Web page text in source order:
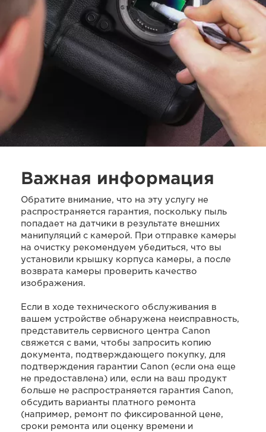
Важная информация
Обратите внимание, что на эту услугу не
распространяется гарантия, поскольку пыль
попадает на датчики в результате внешних
манипуляций с камерой. При отправке камеры
на очистку рекомендуем убедиться, что вы
установили крышку корпуса камеры, а после
возврата камеры проверить качество
изображения.
Если в ходе технического обслуживания в
вашем устройстве обнаружена неисправность,
представитель сервисного центра Canon
свяжется с вами, чтобы запросить копию
документа, подтверждающего покупку, для
подтверждения гарантии Canon (если она еще
не предоставлена) или, если на ваш продукт
больше не распространяется гарантия Canon,
обсудить варианты платного ремонта
(например, ремонт по фиксированной цене,
сроки ремонта или оценку времени и